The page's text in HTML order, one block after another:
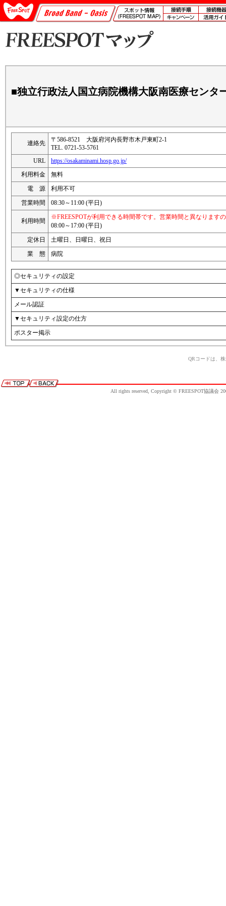
■独立行政法人国立病院機構大阪南医療センタ
連絡先
〒586-8521 大阪府河内長野市木戸東町2-1
TEL. 0721-53-5761
URL
https://osakaminami.hosp.go.jp/
利用料金
無料
電 源
利用不可
営業時間
08:30～11:00 (平日)
利用時間
※FREESPOTが利用できる時間帯です。営業時間と異なります
08:00～17:00 (平日)
定休日
土曜日、日曜日、祝日
業 態
病院
◎セキュリティの設定
▼セキュリティの仕様
メール認証
▼セキュリティ設定の仕方
ポスター掲示
QRコードは、
All rights reserved, Copyright © FREESPOT協議会